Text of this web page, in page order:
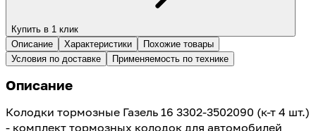
Купить в 1 клик
Описание
Характеристики
Похожие товары
Условия по доставке
Применяемость по технике
Описание
Колодки тормозные Газель 16 3302-3502090 (к-т 4 шт.)
- комплект тормозных колодок для автомобилей